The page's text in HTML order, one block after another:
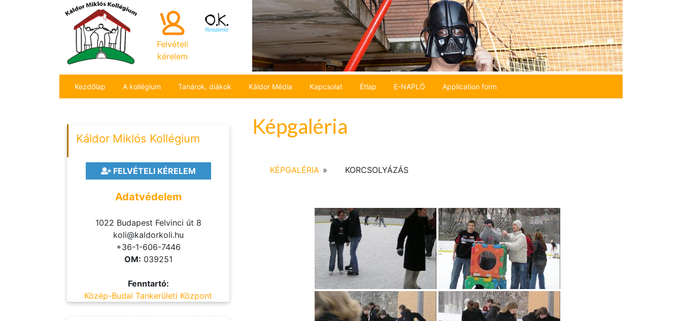
Felvételi
kérelem
Kezdőlap A kollégium Tanárok, diákok Káldor Média Kapcsolat Étlap E-NAPLÓ Application form
Káldor Miklós Kollégium
FELVÉTELI KÉRELEM
Adatvédelem
1022 Budapest Felvinci út 8
koli@kaldorkoli.hu
+36-1-606-7446
OM: 039251
Fenntartó:
Közép-Budai Tankerületi Központ
Képgaléria
KÉPGALÉRIA » KORCSOLYÁZÁS